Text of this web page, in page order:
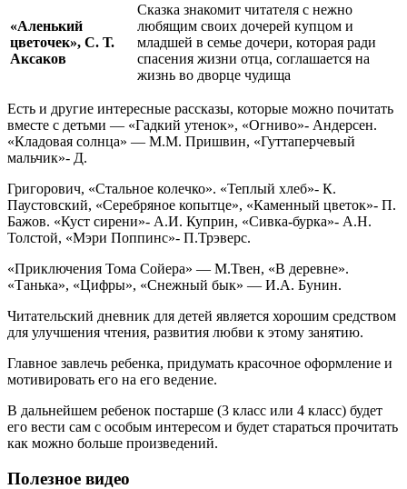
«Аленький
цветочек», С. Т.
Аксаков
Сказка знакомит читателя с нежно
любящим своих дочерей купцом и
младшей в семье дочери, которая ради
спасения жизни отца, соглашается на
жизнь во дворце чудища
Есть и другие интересные рассказы, которые можно почитать
вместе с детьми — «Гадкий утенок», «Огниво»- Андерсен.
«Кладовая солнца» — М.М. Пришвин, «Гуттаперчевый
мальчик»- Д.
Григорович, «Стальное колечко». «Теплый хлеб»- К.
Паустовский, «Серебряное копытце», «Каменный цветок»- П.
Бажов. «Куст сирени»- А.И. Куприн, «Сивка-бурка»- А.Н.
Толстой, «Мэри Поппинс»- П.Трэверс.
«Приключения Тома Сойера» — М.Твен, «В деревне».
«Танька», «Цифры», «Снежный бык» — И.А. Бунин.
Читательский дневник для детей является хорошим средством
для улучшения чтения, развития любви к этому занятию.
Главное завлечь ребенка, придумать красочное оформление и
мотивировать его на его ведение.
В дальнейшем ребенок постарше (3 класс или 4 класс) будет
его вести сам с особым интересом и будет стараться прочитать
как можно больше произведений.
Полезное видео